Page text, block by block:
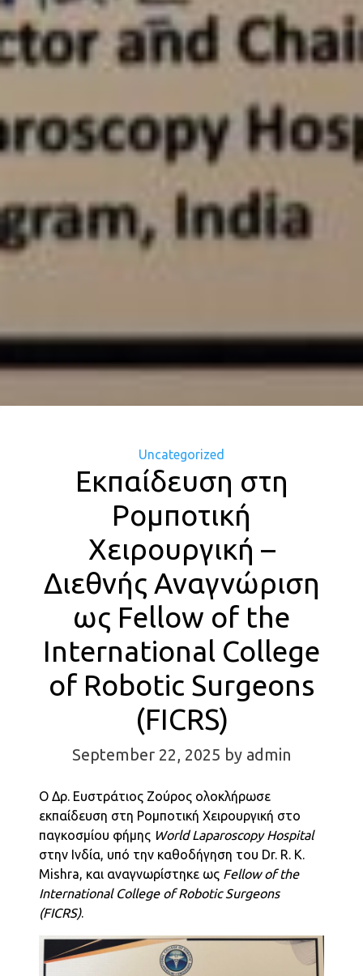
Categories
Uncategorized
Εκπαίδευση στη
Ρομποτική
Χειρουργική –
Διεθνής Αναγνώριση
ως Fellow of the
International College
of Robotic Surgeons
(FICRS)
September 22, 2025 by admin
Ο Δρ. Ευστράτιος Ζούρος ολοκλήρωσε
εκπαίδευση στη Ρομποτική Χειρουργική στο
παγκοσμίου φήμης World Laparoscopy Hospital
στην Ινδία, υπό την καθοδήγηση του Dr. R. K.
Mishra, και αναγνωρίστηκε ως Fellow of the
International College of Robotic Surgeons
(FICRS).